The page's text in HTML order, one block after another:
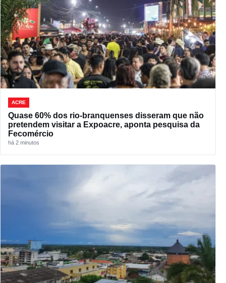
ACRE
Quase 60% dos rio-branquenses disseram que não
pretendem visitar a Expoacre, aponta pesquisa da
Fecomércio
há 2 minutos